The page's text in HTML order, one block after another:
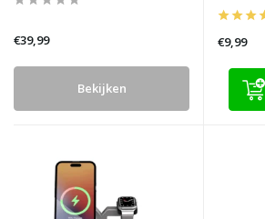
€39,99
Bekijken
€9,99